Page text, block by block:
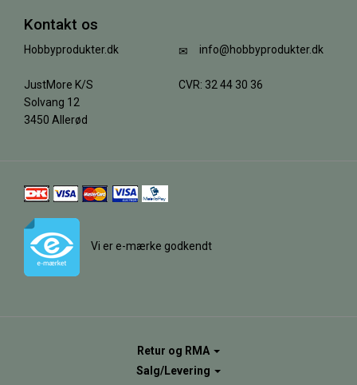
Kontakt os
Hobbyprodukter.dk
JustMore K/S
Solvang 12
3450 Allerød
info@hobbyprodukter.dk
CVR: 32 44 30 36
Vi er e-mærke godkendt
Retur og RMA
Salg/Levering